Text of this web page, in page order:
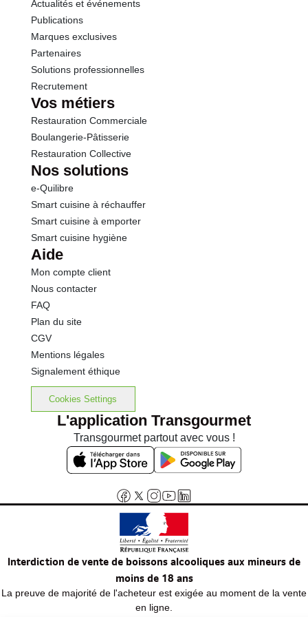
Sel
Actualités et événements
Publications
Marques exclusives
Partenaires
Solutions professionnelles
Recrutement
Vos métiers
Restauration Commerciale
Boulangerie-Pâtisserie
Restauration Collective
Nos solutions
e-Quilibre
Smart cuisine à réchauffer
Smart cuisine à emporter
Smart cuisine hygiène
Aide
Mon compte client
Nous contacter
FAQ
Plan du site
CGV
Mentions légales
Signalement éthique
Cookies Settings
L'application Transgourmet
Transgourmet partout avec vous !
Interdiction de vente de boissons alcooliques aux mineurs de
moins de 18 ans
La preuve de majorité de l'acheteur est exigée au moment de la vente
en ligne.